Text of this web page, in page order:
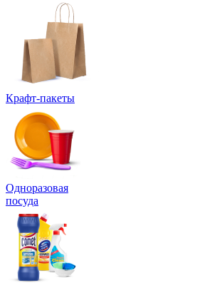
Крафт-пакеты
Одноразовая
посуда